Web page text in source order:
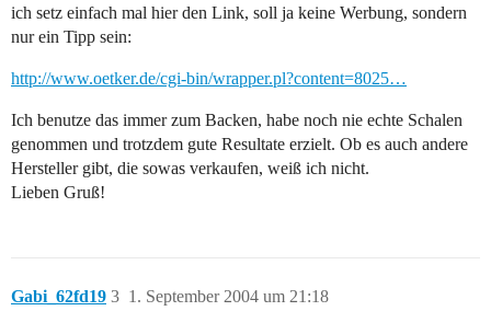
ich setz einfach mal hier den Link, soll ja keine Werbung, sondern
nur ein Tipp sein:
http://www.oetker.de/cgi-bin/wrapper.pl?content=8025…
Ich benutze das immer zum Backen, habe noch nie echte Schalen
genommen und trotzdem gute Resultate erzielt. Ob es auch andere
Hersteller gibt, die sowas verkaufen, weiß ich nicht.
Lieben Gruß!
Gabi_62fd19 1. September 2004 um 21:18
3